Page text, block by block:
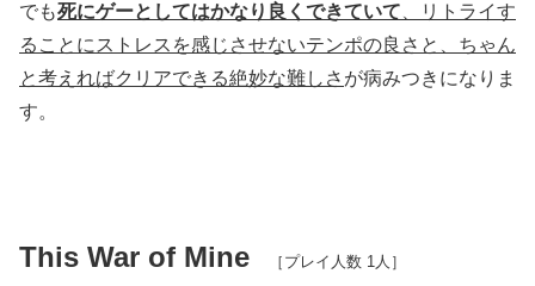
でも死にゲーとしてはかなり良くできていて、リトライす
ることにストレスを感じさせないテンポの良さと、ちゃん
と考えればクリアできる絶妙な難しさ が病みつきになりま
す。
This War of Mine ［プレイ人数 1人］